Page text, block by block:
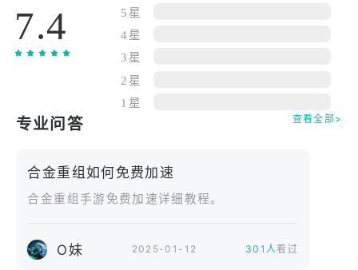
模式，并加入PVE突袭行动。玩家可实时切换多套武
装系统，根据战场态势调整机甲形态，考验指挥与操
作双重能力。
【机甲定制，自由组合】
超百种机身零件与武器模块任意组合，从重装步兵到
玩家展示个性战纹。
场景支持大规模破坏，掩体可被炮火轰碎，桥梁倒塌
改变通行路线。实时气象系统带来沙尘暴与电磁风
7.4
5星
4星
3星
2星
1星
专业问答 查看全部>
合金重组如何免费加速
合金重组手游免费加速详细教程。
O妹 2025-01-12 301人看过